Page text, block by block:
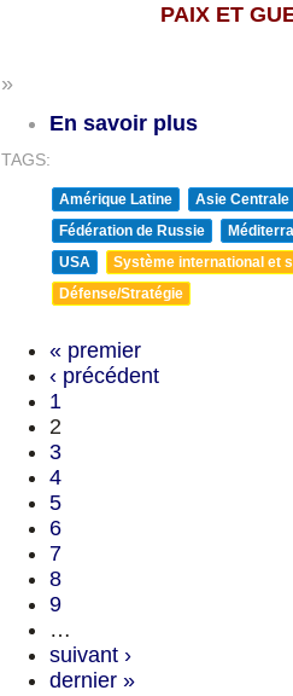
PAIX ET GUERRE
»
En savoir plus
TAGS:
Amérique Latine
Asie Centrale
Fédération de Russie
USA
Système international et
Défense/Stratégie
« premier
‹ précédent
1
2
3
4
5
6
7
8
9
…
suivant ›
dernier »